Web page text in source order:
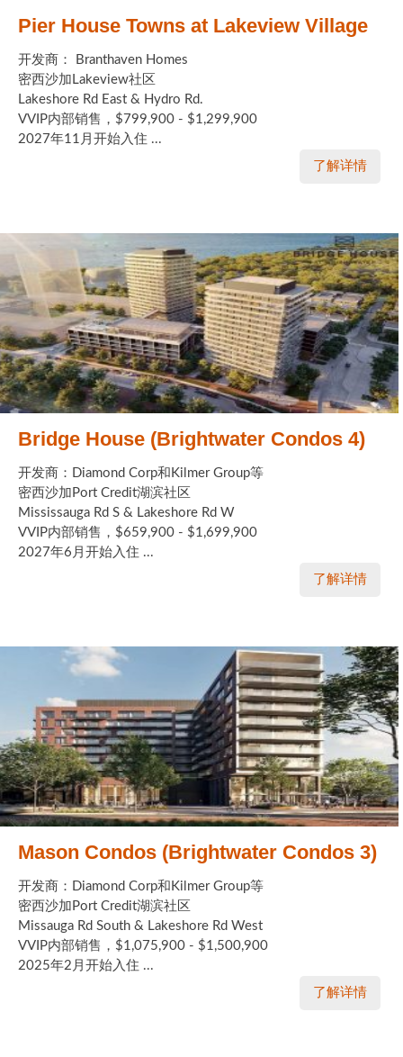
Pier House Towns at Lakeview Village
开发商： Branthaven Homes
密西沙加Lakeview社区
Lakeshore Rd East & Hydro Rd.
VVIP内部销售，$799,900 - $1,299,900
2027年11月开始入住 ...
了解详情
Bridge House (Brightwater Condos 4)
开发商：Diamond Corp和Kilmer Group等
密西沙加Port Credit湖滨社区
Mississauga Rd S & Lakeshore Rd W
VVIP内部销售，$659,900 - $1,699,900
2027年6月开始入住 ...
了解详情
Mason Condos (Brightwater Condos 3)
开发商：Diamond Corp和Kilmer Group等
密西沙加Port Credit湖滨社区
Missauga Rd South & Lakeshore Rd West
VVIP内部销售，$1,075,900 - $1,500,900
2025年2月开始入住 ...
了解详情